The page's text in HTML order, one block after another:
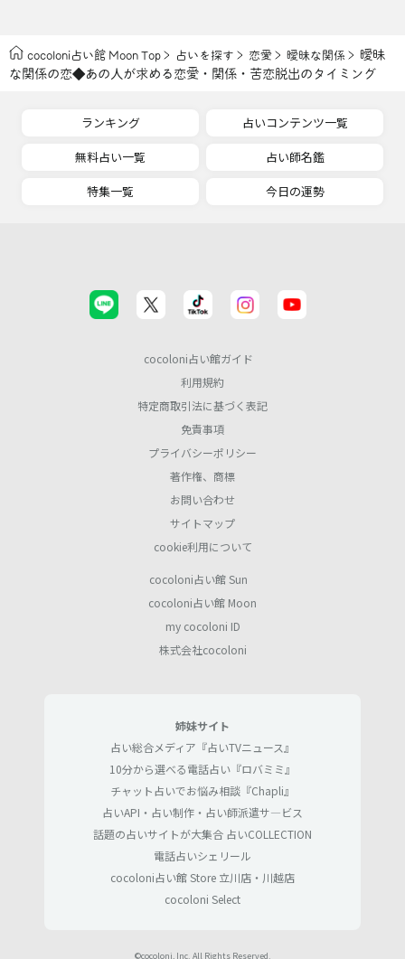
cocoloni占い館 Moon Top 占いを探す 恋愛 曖昧な関係
曖昧
な関係の恋◆あの人が求める恋愛・関係・苦恋脱出のタイミング
ランキング
占いコンテンツ一覧
無料占い一覧
占い師名鑑
特集一覧
今日の運勢
cocoloni占い館ガイド
利用規約
特定商取引法に基づく表記
免責事項
プライバシーポリシー
著作権、商標
お問い合わせ
サイトマップ
cookie利用について
cocoloni占い館 Sun
cocoloni占い館 Moon
my cocoloni ID
株式会社cocoloni
姉妹サイト
占い総合メディア『占いTVニュース』
10分から選べる電話占い『ロバミミ』
チャット占いでお悩み相談『Chapli』
占いAPI・占い制作・占い師派遣サ―ビス
話題の占いサイトが大集合 占いCOLLECTION
電話占いシェリール
cocoloni占い館 Store 立川店・川越店
cocoloni Select
©cocoloni, Inc. All Rights Reserved.